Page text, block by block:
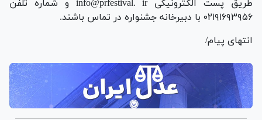
طریق پست الکترونیکی info@prfestival. ir و شماره تلفن
۰۲۱۹۱۶۹۳۹۵۶ با دبیرخانه جشنواره در تماس باشند.
انتهای پیام/